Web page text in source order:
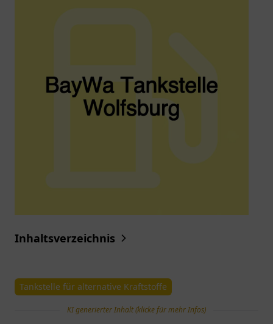
Inhaltsverzeichnis
Tankstelle für alternative Kraftstoffe
KI generierter Inhalt (klicke für mehr Infos)